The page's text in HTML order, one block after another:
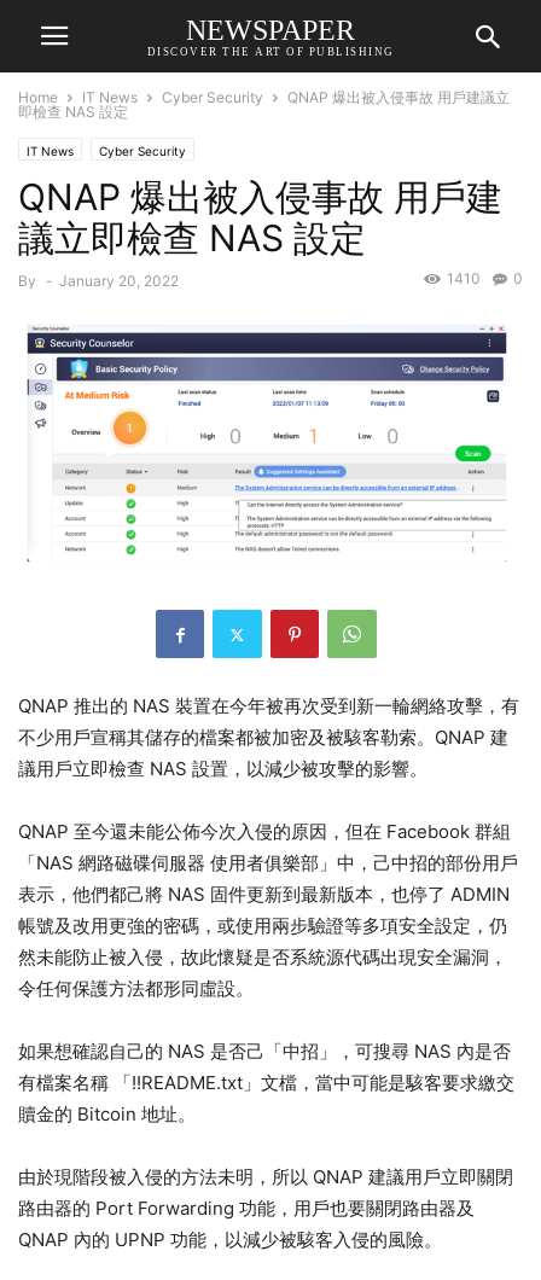
NEWSPAPER
DISCOVER THE ART OF PUBLISHING
Home IT News Cyber Security
QNAP 爆出被入侵事故 用戶建議立
即檢查 NAS 設定
IT News Cyber Security
QNAP 爆出被入侵事故 用戶建
議立即檢查 NAS 設定
By - January 20, 2022 0
1410
QNAP 推出的 NAS 裝置在今年被再次受到新一輪網絡攻擊，有
不少用戶宣稱其儲存的檔案都被加密及被駭客勒索。QNAP 建
議用戶立即檢查 NAS 設置，以減少被攻擊的影響。
QNAP 至今還未能公佈今次入侵的原因，但在 Facebook 群組
「NAS 網路磁碟伺服器 使用者俱樂部」中，己中招的部份用戶
表示，他們都己將 NAS 固件更新到最新版本，也停了 ADMIN
帳號及改用更強的密碼，或使用兩步驗證等多項安全設定，仍
然未能防止被入侵，故此懷疑是否系統源代碼出現安全漏洞，
令任何保護方法都形同虛設。
如果想確認自己的 NAS 是否己「中招」，可搜尋 NAS 內是否
有檔案名稱 「!!README.txt」文檔，當中可能是駭客要求繳交
贖金的 Bitcoin 地址。
由於現階段被入侵的方法未明，所以 QNAP 建議用戶立即關閉
路由器的 Port Forwarding 功能，用戶也要關閉路由器及
QNAP 內的 UPNP 功能，以減少被駭客入侵的風險。